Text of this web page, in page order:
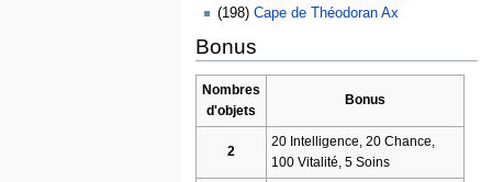
(198)Cape de Théodoran Ax
Bonus
Nombres
d'objets
Bonus
2
20 Intelligence, 20 Chance,
100 Vitalité, 5 Soins